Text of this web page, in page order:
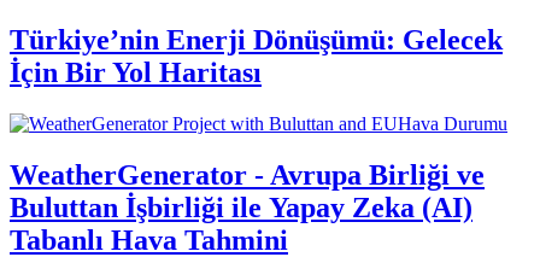
Türkiye’nin Enerji Dönüşümü: Gelecek
İçin Bir Yol Haritası
Hava Durumu
WeatherGenerator - Avrupa Birliği ve
Buluttan İşbirliği ile Yapay Zeka (AI)
Tabanlı Hava Tahmini